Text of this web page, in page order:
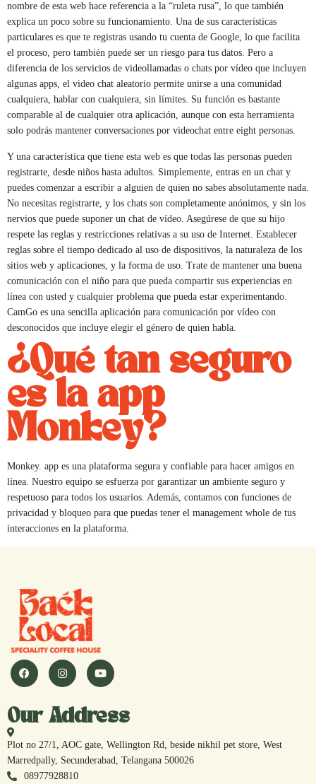
nombre de esta web hace referencia a la “ruleta rusa”, lo que también
explica un poco sobre su funcionamiento. Una de sus características
particulares es que te registras usando tu cuenta de Google, lo que facilita
el proceso, pero también puede ser un riesgo para tus datos. Pero a
diferencia de los servicios de videollamadas o chats por vídeo que incluyen
algunas apps, el video chat aleatorio permite unirse a una comunidad
cualquiera, hablar con cualquiera, sin límites. Su función es bastante
comparable al de cualquier otra aplicación, aunque con esta herramienta
solo podrás mantener conversaciones por videochat entre eight personas.
Y una característica que tiene esta web es que todas las personas pueden
registrarte, desde niños hasta adultos. Simplemente, entras en un chat y
puedes comenzar a escribir a alguien de quien no sabes absolutamente nada.
No necesitas registrarte, y los chats son completamente anónimos, y sin los
nervios que puede suponer un chat de vídeo. Asegúrese de que su hijo
respete las reglas y restricciones relativas a su uso de Internet. Establecer
reglas sobre el tiempo dedicado al uso de dispositivos, la naturaleza de los
sitios web y aplicaciones, y la forma de uso. Trate de mantener una buena
comunicación con el niño para que pueda compartir sus experiencias en
línea con usted y cualquier problema que pueda estar experimentando.
CamGo es una sencilla aplicación para comunicación por vídeo con
desconocidos que incluye elegir el género de quien habla.
¿Qué tan seguro
es la app
Monkey?
Monkey. app es una plataforma segura y confiable para hacer amigos en
línea. Nuestro equipo se esfuerza por garantizar un ambiente seguro y
respetuoso para todos los usuarios. Además, contamos con funciones de
privacidad y bloqueo para que puedas tener el management whole de tus
interacciones en la plataforma.
Our Address
Plot no 27/1, AOC gate, Wellington Rd, beside nikhil pet store, West
Marredpally, Secunderabad, Telangana 500026
08977928810